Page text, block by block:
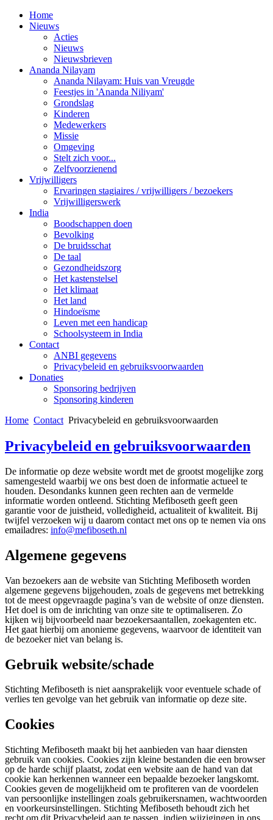
Home
Nieuws
Acties
Nieuws
Nieuwsbrieven
Ananda Nilayam
Ananda Nilayam: Huis van Vreugde
Feestjes in 'Ananda Niliyam'
Grondslag
Kinderen
Medewerkers
Missie
Omgeving
Stelt zich voor...
Zelfvoorzienend
Vrijwilligers
Ervaringen stagiaires / vrijwilligers / bezoekers
Vrijwilligerswerk
India
Boodschappen doen
Bevolking
De bruidsschat
De taal
Gezondheidszorg
Het kastenstelsel
Het klimaat
Het land
Hindoeïsme
Leven met een handicap
Schoolsysteem in India
Contact
ANBI gegevens
Privacybeleid en gebruiksvoorwaarden
Donaties
Sponsoring bedrijven
Sponsoring kinderen
Home Contact Privacybeleid en gebruiksvoorwaarden
Privacybeleid en gebruiksvoorwaarden
De informatie op deze website wordt met de grootst mogelijke zorg
samengesteld waarbij we ons best doen de informatie actueel te
houden. Desondanks kunnen geen rechten aan de vermelde
informatie worden ontleend. Stichting Mefiboseth geeft geen
garantie voor de juistheid, volledigheid, actualiteit of kwaliteit. Bij
twijfel verzoeken wij u daarom contact met ons op te nemen via ons
emailadres: info@mefiboseth.nl
Algemene gegevens
Van bezoekers aan de website van Stichting Mefiboseth worden
algemene gegevens bijgehouden, zoals de gegevens met betrekking
tot de meest opgevraagde pagina’s van de website of onze diensten.
Het doel is om de inrichting van onze site te optimaliseren. Zo
kijken wij bijvoorbeeld naar bezoekersaantallen, zoekagenten etc.
Het gaat hierbij om anonieme gegevens, waarvoor de identiteit van
de bezoeker niet van belang is.
Gebruik website/schade
Stichting Mefiboseth is niet aansprakelijk voor eventuele schade of
verlies ten gevolge van het gebruik van informatie op deze site.
Cookies
Stichting Mefiboseth maakt bij het aanbieden van haar diensten
gebruik van cookies. Cookies zijn kleine bestanden die een browser
op de harde schijf plaatst, zodat een website aan de hand van dat
cookie kan herkennen wanneer een bepaalde bezoeker langskomt.
Cookies geven de mogelijkheid om te profiteren van de voordelen
van persoonlijke instellingen zoals gebruikersnamen, wachtwoorden
en voorkeursinstellingen. Stichting Mefiboseth behoudt zich het